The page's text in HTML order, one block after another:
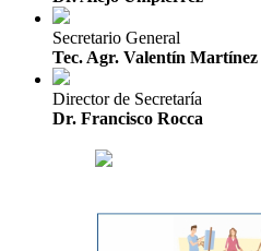
Secretario General
Tec. Agr. Valentín Martínez
Director de Secretaría
Dr. Francisco Rocca